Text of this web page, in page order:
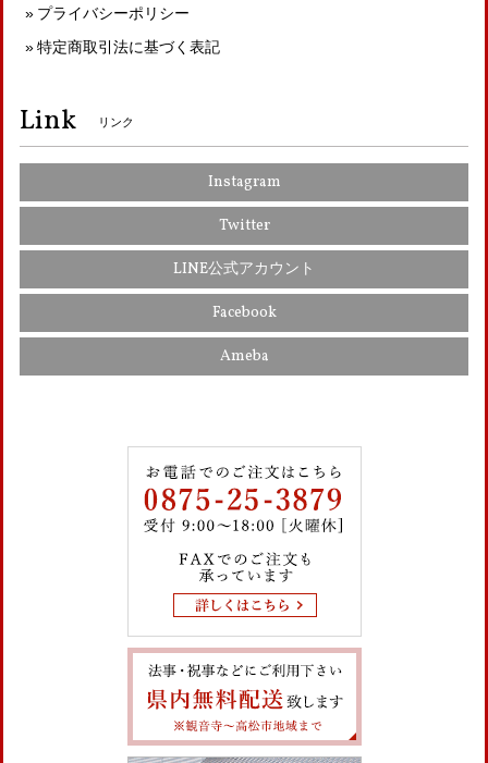
プライバシーポリシー
特定商取引法に基づく表記
Link リンク
Instagram
Twitter
LINE公式アカウント
Facebook
Ameba